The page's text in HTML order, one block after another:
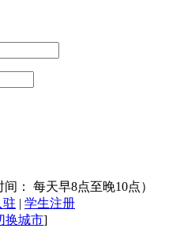
间： 每天早8点至晚10点）
驻 | 学生注册
换城市]